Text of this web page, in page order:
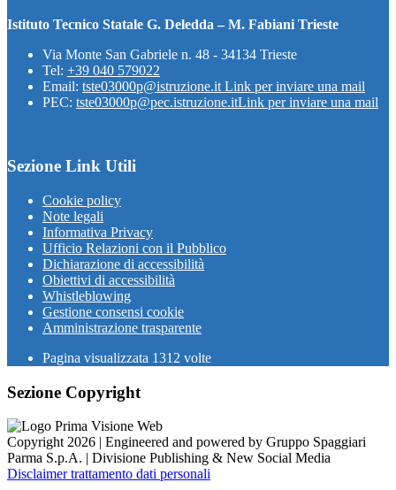
Istituto Tecnico Statale G. Deledda – M. Fabiani Trieste
Via Monte San Gabriele n. 48 - 34134 Trieste
Tel: +39 040 579022
Email: tste03000p@istruzione.it Link per inviare una mail
PEC: tste03000p@pec.istruzione.itLink per inviare una mail
Sezione Link Utili
Cookie policy
Note legali
Informativa Privacy
Ufficio Relazioni con il Pubblico
Dichiarazione di accessibilità
Obiettivi di accessibilità
Whistleblowing
Gestione consensi cookie
Amministrazione trasparente
Pagina visualizzata 1312 volte
Sezione Copyright
Copyright 2026 | Engineered and powered by Gruppo Spaggiari
Parma S.p.A. | Divisione Publishing & New Social Media
Disclaimer trattamento dati personali